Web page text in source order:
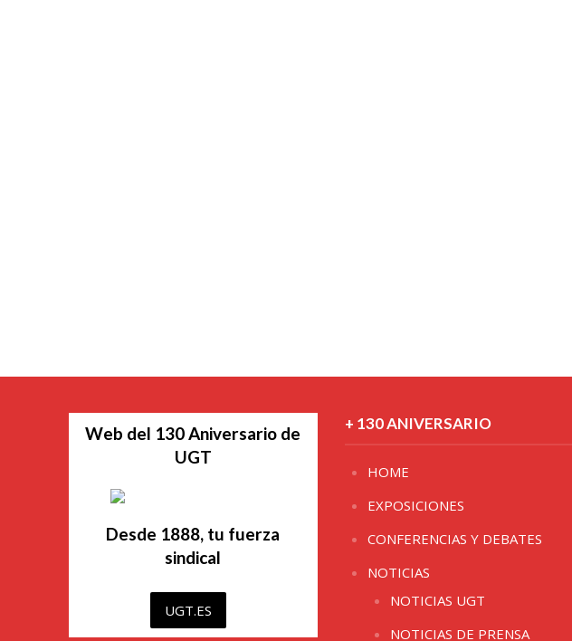
Web del 130 Aniversario de
UGT
Desde 1888, tu fuerza
sindical
UGT.ES
+ 130 ANIVERSARIO
HOME
EXPOSICIONES
CONFERENCIAS Y DEBATES
NOTICIAS
NOTICIAS UGT
NOTICIAS DE PRENSA